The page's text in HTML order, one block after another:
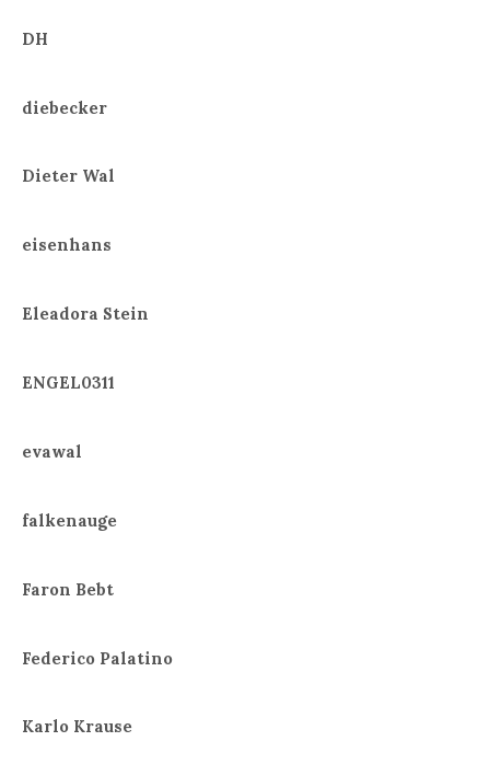
DH
diebecker
Dieter Wal
eisenhans
Eleadora Stein
ENGEL0311
evawal
falkenauge
Faron Bebt
Federico Palatino
Karlo Krause